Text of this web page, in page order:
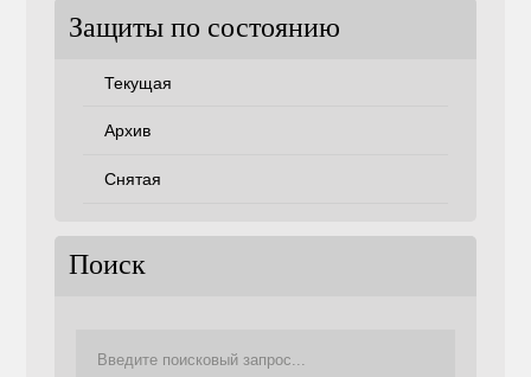
Защиты по состоянию
Текущая
Архив
Снятая
Поиск